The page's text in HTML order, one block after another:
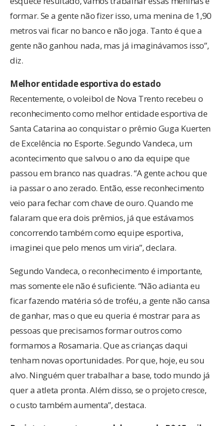
formar. Se a gente não fizer isso, uma menina de 1,90
metros vai ficar no banco e não joga. Tanto é que a
gente não ganhou nada, mas já imaginávamos isso”,
diz.
Melhor entidade esportiva do estado
Recentemente, o voleibol de Nova Trento recebeu o
reconhecimento como melhor entidade esportiva de
Santa Catarina ao conquistar o prêmio Guga Kuerten
de Excelência no Esporte. Segundo Vandeca, um
acontecimento que salvou o ano da equipe que
passou em branco nas quadras. “A gente achou que
ia passar o ano zerado. Então, esse reconhecimento
veio para fechar com chave de ouro. Quando me
falaram que era dois prêmios, já que estávamos
concorrendo também como equipe esportiva,
imaginei que pelo menos um viria”, declara.
Segundo Vandeca, o reconhecimento é importante,
mas somente ele não é suficiente. “Não adianta eu
ficar fazendo matéria só de troféu, a gente não cansa
de ganhar, mas o que eu queria é mostrar para as
pessoas que precisamos formar outros como
formamos a Rosamaria. Que as crianças daqui
tenham novas oportunidades. Por que, hoje, eu sou
alvo. Ninguém quer trabalhar a base, todo mundo já
quer a atleta pronta. Além disso, se o projeto cresce,
o custo também aumenta”, destaca.